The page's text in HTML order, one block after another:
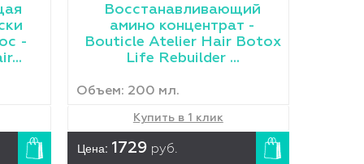
-
Восстанавливающий
амино концентрат -
Bouticle Atelier Hair Botox
Life Rebuilder ...
Объем: 200 мл.
Купить в 1 клик
Цена: 1729 руб.